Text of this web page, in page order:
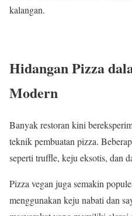
kalangan.
Hidangan Pizza
Modern
Banyak restoran kini
teknik pembuatan pizza.
seperti truffle, keju eksotis, dan
Pizza vegan juga semakin
menggunakan keju nabati dan